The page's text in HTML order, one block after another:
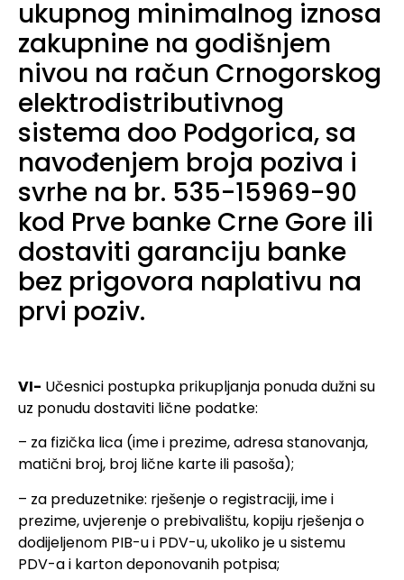
ukupnog minimalnog iznosa
zakupnine na godišnjem
nivou na račun Crnogorskog
elektrodistributivnog
sistema doo Podgorica, sa
navođenjem broja poziva i
svrhe na br. 535-15969-90
kod Prve banke Crne Gore ili
dostaviti garanciju banke
bez prigovora naplativu na
prvi poziv.
VI- Učesnici postupka prikupljanja ponuda dužni su
uz ponudu dostaviti lične podatke:
– za fizička lica (ime i prezime, adresa stanovanja,
matični broj, broj lične karte ili pasoša);
– za preduzetnike: rješenje o registraciji, ime i
prezime, uvjerenje o prebivalištu, kopiju rješenja o
dodijeljenom PIB-u i PDV-u, ukoliko je u sistemu
PDV-a i karton deponovanih potpisa;